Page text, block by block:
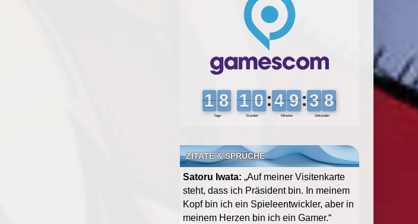
ZITATE & SPRÜCHE
Satoru Iwata: „Auf meiner Visitenkarte
steht, dass ich Präsident bin. In meinem
Kopf bin ich ein Spieleentwickler, aber in
meinem Herzen bin ich ein Gamer.“